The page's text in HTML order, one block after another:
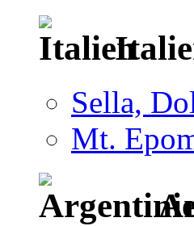
Sella,
Mt.